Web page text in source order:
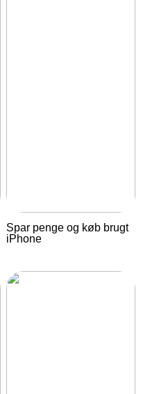
Spar penge og køb brugt
iPhone